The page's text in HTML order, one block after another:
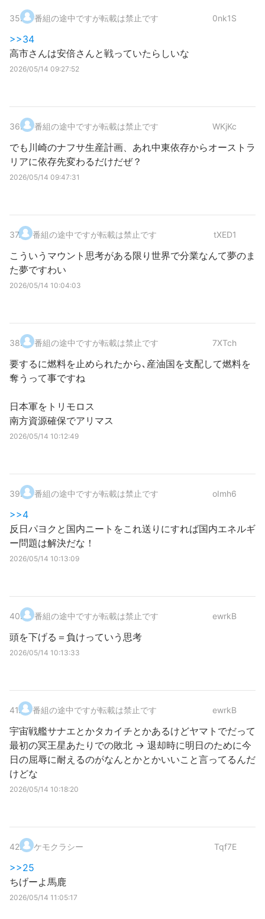
35. 番組の途中ですが転載は禁止です 0nk1S
>>34
高市さんは安倍さんと戦っていたらしいな
2026/05/14 09:27:52
36. 番組の途中ですが転載は禁止です WKjKc
でも川崎のナフサ生産計画、あれ中東依存からオーストラ
リアに依存先変わるだけだぜ？
2026/05/14 09:47:31
37. 番組の途中ですが転載は禁止です tXED1
こういうマウント思考がある限り世界で分業なんて夢のま
た夢ですわい
2026/05/14 10:04:03
38. 番組の途中ですが転載は禁止です 7XTch
要するに燃料を止められたから､産油国を支配して燃料を
奪うって事ですね
日本軍をトリモロス
南方資源確保でアリマス
2026/05/14 10:12:49
39. 番組の途中ですが転載は禁止です oImh6
>>4
反日パヨクと国内ニートをこれ送りにすれば国内エネルギ
ー問題は解決だな！
2026/05/14 10:13:09
40. 番組の途中ですが転載は禁止です ewrkB
頭を下げる＝負けっていう思考
2026/05/14 10:13:33
41. 番組の途中ですが転載は禁止です ewrkB
宇宙戦艦サナエとかタカイチとかあるけどヤマトでだって
最初の冥王星あたりでの敗北 → 退却時に明日のために今
日の屈辱に耐えるのがなんとかとかいいこと言ってるんだ
けどな
2026/05/14 10:18:20
42. ケモクラシー Tqf7E
>>25
ちげーよ馬鹿
2026/05/14 11:05:17